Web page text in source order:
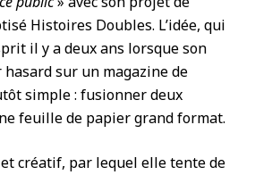
Histoires Doubles. L’idée, qui
il y a deux ans lorsque son
hasard sur un magazine de
simple : fusionner deux
feuille de papier grand format.
créatif, par lequel elle tente de